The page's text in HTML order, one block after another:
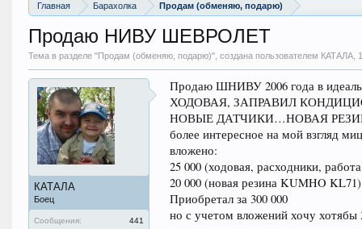
Главная Барахолка Продам (обменяю, подарю)
Продаю НИВУ ШЕВРОЛЕТ
Тема в разделе "Продам (обменяю, подарю)", создана пользователем КАТАЛА,
КАТАЛА
Боец
Сообщения:
441
Продаю ШНИВУ 2006 года в
ХОДОВАЯ, ЗАПРАВИЛ
НОВЫЕ ДАТЧИКИ…НОВАЯ РЕЗИНА
более интересное на мой взгляд
вложено:
25 000 (ходовая, расходники,
20 000 (новая резина KUMHO KL71)
Приобретал за 300 000
но с учетом вложений хочу хотябы